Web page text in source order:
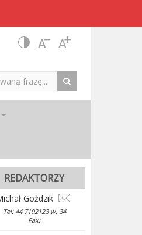
REDAKTORZY
Goździk
Tel: 44 7192123 w. 34
Fax: